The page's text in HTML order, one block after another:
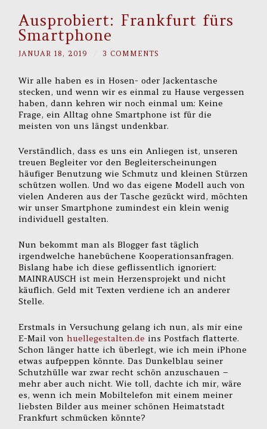
Ausprobiert: Frankfurt fürs
Smartphone
JANUAR 18, 2019 3 COMMENTS
Wir alle haben es in Hosen- oder Jackentasche
stecken, und wenn wir es einmal zu Hause vergessen
haben, dann kehren wir noch einmal um: Keine
Frage, ein Alltag ohne Smartphone ist für die
meisten von uns längst undenkbar.
Verständlich, dass es uns ein Anliegen ist, unseren
treuen Begleiter vor den Begleiterscheinungen
häufiger Benutzung wie Schmutz und kleinen Stürzen
schützen wollen. Und wo das eigene Modell auch von
vielen Anderen aus der Tasche gezückt wird, möchten
wir unser Smartphone zumindest ein klein wenig
individuell gestalten.
Nun bekommt man als Blogger fast täglich
irgendwelche hanebüchene Kooperationsanfragen.
Bislang habe ich diese geflissentlich ignoriert:
MAINRAUSCH ist mein Herzensprojekt und nicht
käuflich. Geld mit Texten verdiene ich an anderer
Stelle.
Erstmals in Versuchung gelang ich nun, als mir eine
E-Mail vonhuellegestalten.de ins Postfach flatterte.
Schon länger hatte ich überlegt, wie ich mein iPhone
etwas aufpeppen könnte. Das Dunkelblau seiner
Schutzhülle war zwar recht schön anzuschauen –
mehr aber auch nicht. Wie toll, dachte ich mir, wäre
es, wenn ich mein Mobiltelefon mit einem meiner
liebsten Bilder aus meiner schönen Heimatstadt
Frankfurt schmücken könnte?